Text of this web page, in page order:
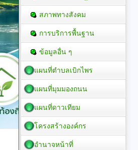
สภาพทางสังคม
การบริการพื้นฐาน
ข้อมูลอื่น ๆ
แผนที่ตำบลเบิกไพร
แผนที่มุมมองถนน
แผนที่ดาวเทียม
โครงสร้างองค์กร
อำนาจหน้าที่